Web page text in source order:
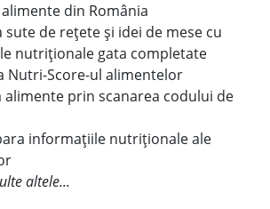
din România
sute de rețete și idei de mese cu
nutriționale gata completate
Nutri-Score-ul alimentelor
alimente prin scanarea codului de
informațiile nutriționale ale
altele...